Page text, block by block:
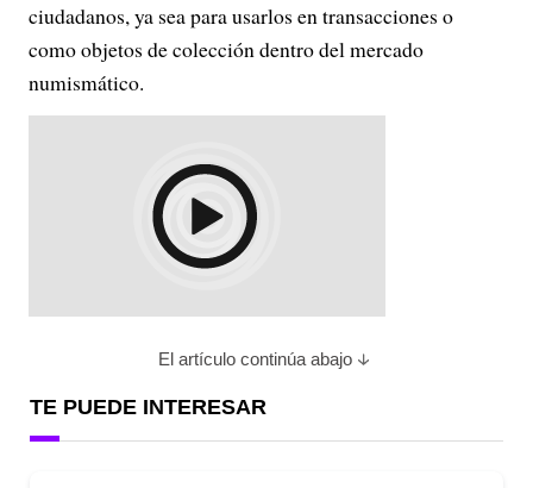
ciudadanos, ya sea para usarlos en transacciones o
como objetos de colección dentro del mercado
numismático.
El artículo continúa abajo
TE PUEDE INTERESAR